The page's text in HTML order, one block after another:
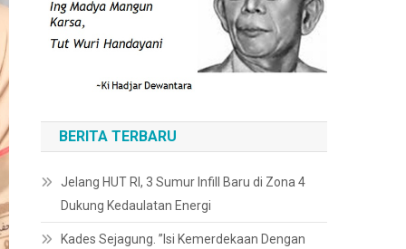
BERITA TERBARU
Jelang HUT RI, 3 Sumur Infill Baru di Zona 4
Dukung Kedaulatan Energi
Kades Sejagung. ”Isi Kemerdekaan Dengan